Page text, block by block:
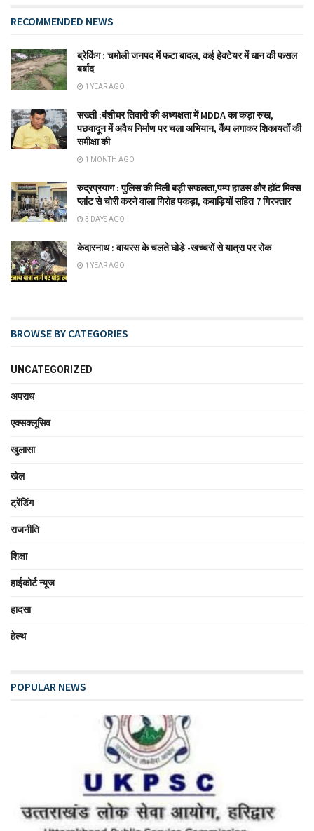
RECOMMENDED NEWS
ब्रेकिंग : चमोली जनपद में फटा बादल, कई हेक्टेयर में धान की फसल
बर्बाद
1 YEAR AGO
सख्ती :बंशीधर तिवारी की अध्यक्षता में MDDA का कड़ा रुख,
पछवादून में अवैध निर्माण पर चला अभियान, कैंप लगाकर शिकायतों की
समीक्षा की
1 MONTH AGO
रुद्रप्रयाग : पुलिस की मिली बड़ी सफलता,पम्प हाउस और हॉट मिक्स
प्लांट से चोरी करने वाला गिरोह पकड़ा, कबाड़ियों सहित 7 गिरफ्तार
3 DAYS AGO
केदारनाथ : वायरस के चलते घोड़े -खच्चरों से यात्रा पर रोक
1 YEAR AGO
BROWSE BY CATEGORIES
UNCATEGORIZED
अपराध
एक्सक्लूसिव
खुलासा
खेल
ट्रेंडिंग
राजनीति
शिक्षा
हाईकोर्ट न्यूज
हादसा
हेल्थ
POPULAR NEWS